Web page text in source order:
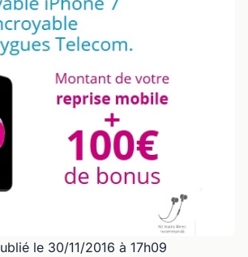
le 30/11/2016 à 17h09